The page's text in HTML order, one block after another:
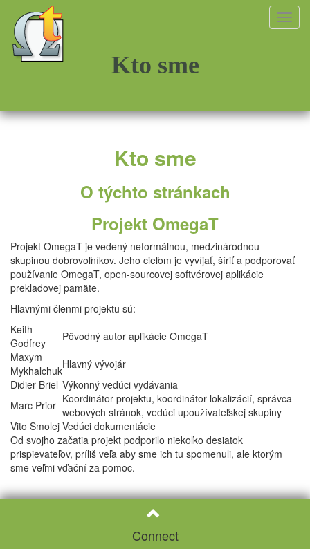
Kto sme
Kto sme
O týchto stránkach
Projekt OmegaT
Projekt OmegaT je vedený neformálnou, medzinárodnou
skupinou dobrovoľníkov. Jeho cieľom je vyvíjať, šíriť a podporovať
používanie OmegaT, open-sourcovej softvérovej aplikácie
prekladovej pamäte.
Hlavnými členmi projektu sú:
Keith
Godfrey
Pôvodný autor aplikácie OmegaT
Maxym
MykhalchukHlavný vývojár
Didier Briel Výkonný vedúci vydávania
Marc Prior Koordinátor projektu, koordinátor lokalizácií, správca
webových stránok, vedúci upoužívateľskej skupiny
Vito Smolej Vedúci dokumentácie
Od svojho začatia projekt podporilo niekoľko desiatok
prispievateľov, príliš veľa aby sme ich tu spomenuli, ale ktorým
sme veľmi vďační za pomoc.
Connect